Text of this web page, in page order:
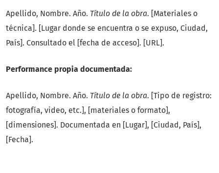
Apellido, Nombre. Año. Título de la obra. [Materiales o
técnica]. [Lugar donde se encuentra o se expuso, Ciudad,
País]. Consultado el [fecha de acceso]. [URL].
Performance propia documentada:
Apellido, Nombre. Año. Título de la obra. [Tipo de registro:
fotografía, video, etc.], [materiales o formato],
[dimensiones]. Documentada en [Lugar], [Ciudad, País],
[Fecha].